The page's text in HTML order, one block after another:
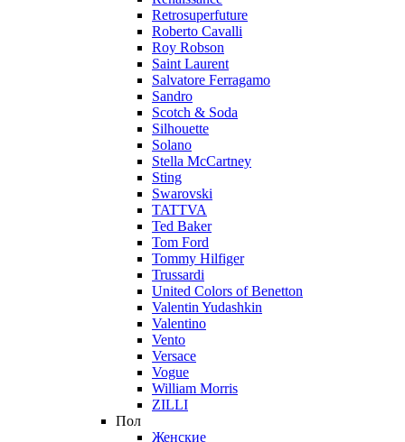
Retrosuperfuture
Roberto Cavalli
Roy Robson
Saint Laurent
Salvatore Ferragamo
Sandro
Scotch & Soda
Silhouette
Solano
Stella McCartney
Sting
Swarovski
TATTVA
Ted Baker
Tom Ford
Tommy Hilfiger
Trussardi
United Colors of Benetton
Valentin Yudashkin
Valentino
Vento
Versace
Vogue
William Morris
ZILLI
Пол
Женские